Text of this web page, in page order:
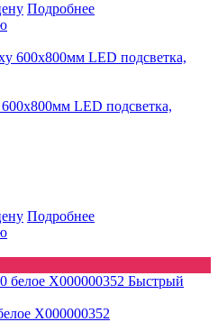
Подробнее
LED подсветка,
Подробнее
Быстрый
X000000352